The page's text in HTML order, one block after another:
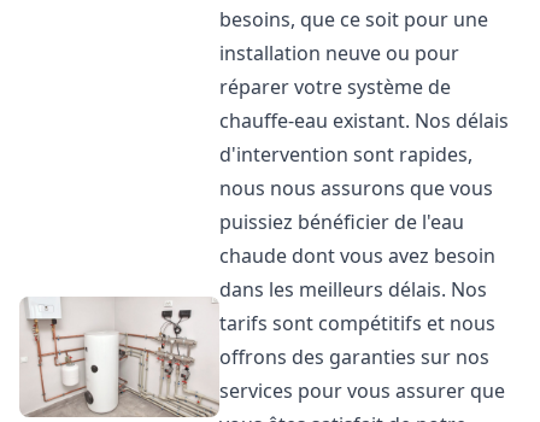
besoins, que ce soit pour une
installation neuve ou pour
réparer votre système de
chauffe-eau existant. Nos délais
d'intervention sont rapides,
nous nous assurons que vous
puissiez bénéficier de l'eau
chaude dont vous avez besoin
dans les meilleurs délais. Nos
tarifs sont compétitifs et nous
offrons des garanties sur nos
services pour vous assurer que